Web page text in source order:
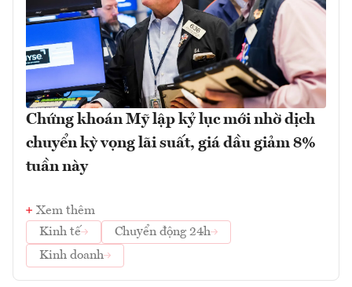
Chứng khoán Mỹ lập kỷ lục mới nhờ dịch
chuyển kỳ vọng lãi suất, giá dầu giảm 8%
tuần này
Xem thêm
Kinh tế
Chuyển động 24h
Kinh doanh